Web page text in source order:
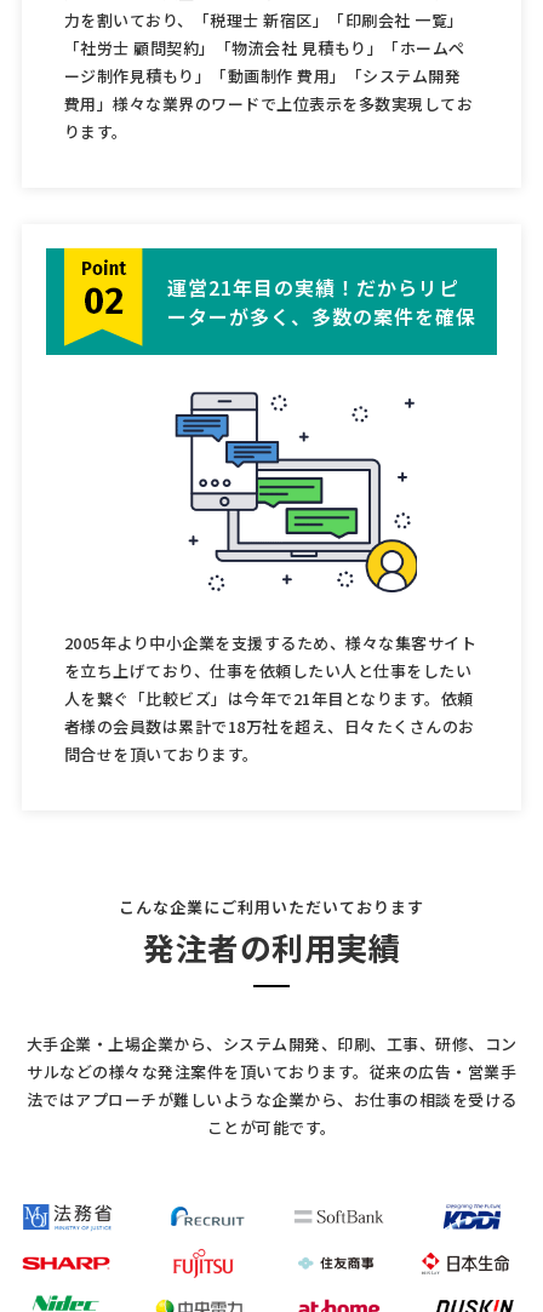
力を割いており、「税理士 新宿区」「印刷会社 一覧」
「社労士 顧問契約」「物流会社 見積もり」「ホームペ
ージ制作見積もり」「動画制作 費用」「システム開発
費用」様々な業界のワードで上位表示を多数実現してお
ります。
運営21年目の実績！だからリピ
ーターが多く、多数の案件を確保
2005年より中小企業を支援するため、様々な集客サイト
を立ち上げており、仕事を依頼したい人と仕事をしたい
人を繋ぐ「比較ビズ」は今年で21年目となります。依頼
者様の会員数は累計で18万社を超え、日々たくさんのお
問合せを頂いております。
こんな企業にご利用いただいております
発注者の利用実績
大手企業・上場企業から、システム開発、印刷、工事、研修、コン
サルなどの様々な発注案件を頂いております。 従来の広告・営業手
法ではアプローチが難しいような企業から、お仕事の相談を受ける
ことが可能です。